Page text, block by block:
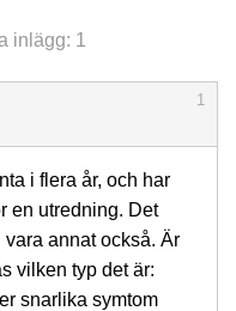
inlägg: 1
1
i flera år, och har
en utredning. Det
annat också. Är
vilken typ det är:
snarlika symtom